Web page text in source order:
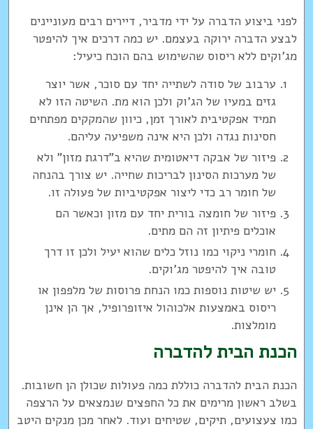
לפני ביצוע הדברה על ידי מדביר, דיירים רבים מעוניינים
לבצע הדברה ירוקה בעצמם. יש כמה דרכים איך להיפטר
מג'וקים ללא ריסוס שהשימוש בהם הוכח כיעיל:
ערבוב של סודה לשתייה יחד עם סוכר, אשר יוצר
גזים במעיו של הג'וק ולכן הוא מת. השיטה הזו לא
תמיד אפקטיבית לאורך זמן, כיוון שהמקקים מפתחים
חסינות נגדה ולכן היא אינה משפיעה עליהם.
פיזור של אבקה דיאטומית שהיא ב"דרגת מזון" ולא
של מערכות הסינון לבריכות שחייה. יש צורך בהנחה
של חומר רב כדי ליצור אפקטיביות של פעולה זו.
פיזור של חומצה בורית יחד עם מזון וכאשר הם
אוכלים פיתיון זה הם מתים.
חומרי ניקוי כמו נוזל כלים שהוא יעיל ולכן זו דרך
טובה איך להיפטר מג'וקים.
יש שיטות נוספות כמו הנחת פרוסות של מלפפון או
ריסוס באמצעות אלכוהול איזופרופיל, אך הן אינן
מומלצות.
הכנת הבית להדברה
הכנת הבית להדברה כוללת כמה פעולות שכולן הן חשובות.
בשלב ראשון מרימים את כל החפצים שנמצאים על הרצפה
כמו צעצועים, תיקים, שטיחים ועוד. לאחר מכן מנקים היטב